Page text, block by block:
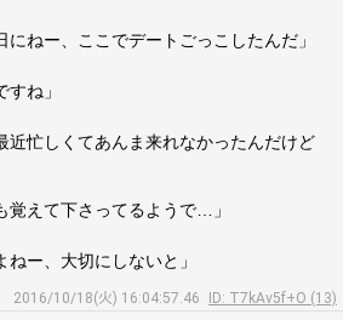
ねー、ここでデートごっこしたんだ」
ね」
近忙しくてあんま来れなかったんだけど
覚えて下さってるようで…」
ー、大切にしないと」
2016/10/18(火) 16:04:57.46
ID: T7kAv5f+O (13)